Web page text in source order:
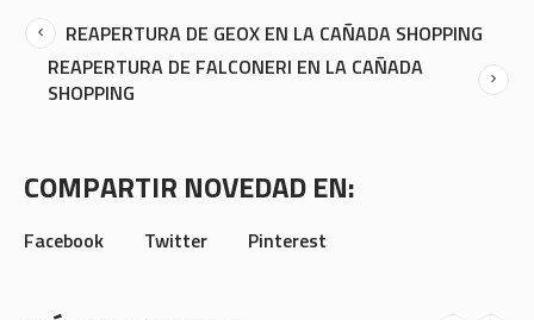
REAPERTURA DE GEOX EN LA CAÑADA SHOPPING
REAPERTURA DE FALCONERI EN LA CAÑADA
SHOPPING
COMPARTIR NOVEDAD EN:
Facebook Twitter Pinterest